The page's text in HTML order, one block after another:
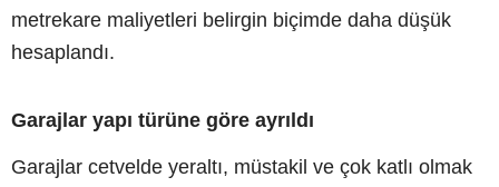
metrekare maliyetleri belirgin biçimde daha düşük
hesaplandı.
Garajlar yapı türüne göre ayrıldı
Garajlar cetvelde yeraltı, müstakil ve çok katlı olmak